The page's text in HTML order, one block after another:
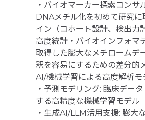
・バイオマーカー探索コンサ
DNAメチル化を初めて研究
イン（コホート設計、検出力
高度統計・バイオインフォマ
取得した膨大なメチロームデ
釈を容易にするための差分的
AI/機械学習による高度解析
・予測モデリング: 臨床デー
する高精度な機械学習モデル
・生成AI/LLM活用支援: 膨大